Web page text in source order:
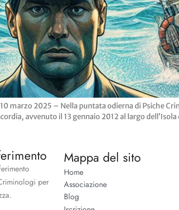
marzo 2025 – Nella puntata odierna di Psiche
avvenuto il 13 gennaio 2012 al largo
per
Mappa del sito
Home
Associazione
Blog